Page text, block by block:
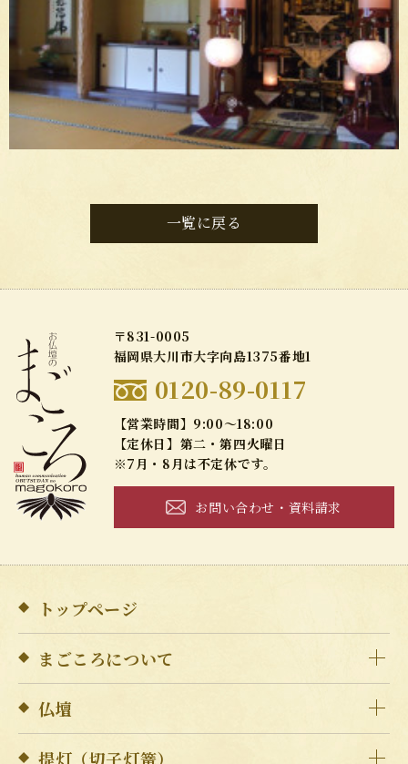
一覧に戻る
〒831-0005
福岡県大川市大字向島1375番地1
0120-89-0117
【営業時間】9:00～18:00
【定休日】第二・第四火曜日
※7月・8月は不定休です。
お問い合わせ・資料請求
トップページ
まごころについて
仏壇
提灯（切子灯篭）